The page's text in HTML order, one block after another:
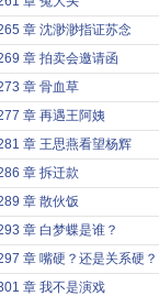
章 沈渺渺指证苏念
章 拍卖会邀请函
章 骨血草
章 再遇王阿姨
章 王思燕看望杨辉
章 拆迁款
章 散伙饭
章 白梦蝶是谁？
章 嘴硬？还是关系硬？
章 我不是演戏